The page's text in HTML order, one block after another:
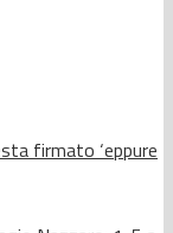
firmato ‘eppure